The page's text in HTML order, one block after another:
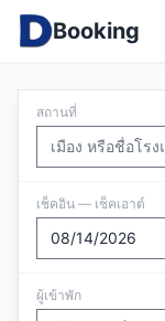
Booking
สถานที่
เช็คอิน — เช็คเอาต์
ผู้เข้าพัก